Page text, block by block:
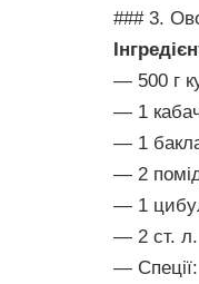
### 3.
— 500 г
— 1
— 1
— 2
— 1
— 2 ст. л.
—